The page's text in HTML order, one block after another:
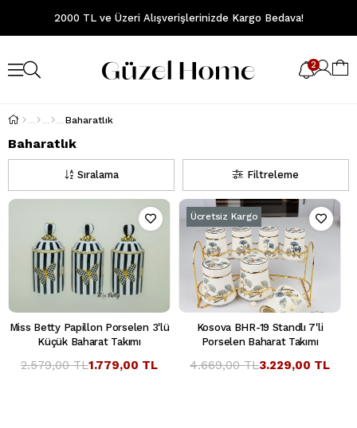
2000 TL ve Üzeri Alışverişlerinizde Kargo Bedava!
2
Baharatlık
Baharatlık
Filtreleme
Sıralama
Miss Betty Papillon Porselen 3'lü
Küçük Baharat Takımı
1.779,00 TL
2.579,00 TL
Kosova BHR-19 Standlı 7'li
Porselen Baharat Takımı
3.229,00 TL
4.669,00 TL
Ücretsiz Kargo